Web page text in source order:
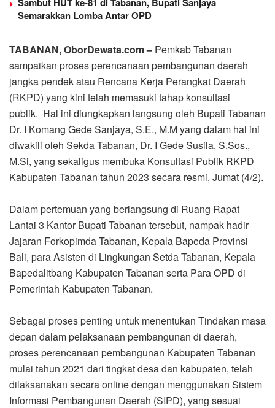
Semarakkan Lomba Antar OPD
TABANAN, OborDewata.com – Pemkab Tabanan
sampaikan proses perencanaan pembangunan daerah
jangka pendek atau Rencana Kerja Perangkat Daerah
(RKPD) yang kini telah memasuki tahap konsultasi
publik. Hal ini diungkapkan langsung oleh Bupati Tabanan
Dr. I Komang Gede Sanjaya, S.E., M.M yang dalam hal ini
diwakili oleh Sekda Tabanan, Dr. I Gede Susila, S.Sos.,
M.Si, yang sekaligus membuka Konsultasi Publik RKPD
Kabupaten Tabanan tahun 2023 secara resmi, Jumat (4/2).
Dalam pertemuan yang berlangsung di Ruang Rapat
Lantai 3 Kantor Bupati Tabanan tersebut, nampak hadir
Jajaran Forkopimda Tabanan, Kepala Bapeda Provinsi
Bali, para Asisten di Lingkungan Setda Tabanan, Kepala
Bapedalitbang Kabupaten Tabanan serta Para OPD di
Pemerintah Kabupaten Tabanan.
Sebagai proses penting untuk menentukan Tindakan masa
depan dalam pelaksanaan pembangunan di daerah,
proses perencanaan pembangunan Kabupaten Tabanan
mulai tahun 2021 dari tingkat desa dan kabupaten, telah
dilaksanakan secara online dengan menggunakan Sistem
Informasi Pembangunan Daerah (SIPD), yang sesuai